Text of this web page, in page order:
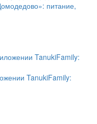
питание,
TanukiFamily: